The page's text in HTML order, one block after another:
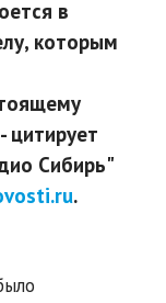
в
которым
цитирует
Сибирь"
.